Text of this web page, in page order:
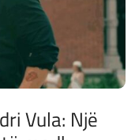
Vula: Një